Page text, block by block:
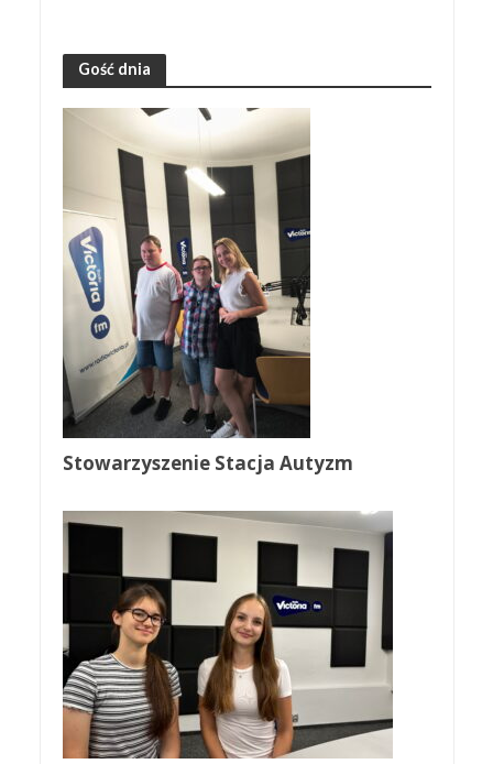
Gość dnia
Stowarzyszenie Stacja Autyzm